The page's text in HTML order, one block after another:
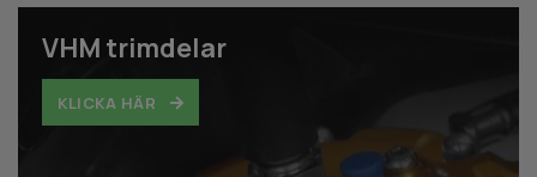
VHM trimdelar
KLICKA HÄR